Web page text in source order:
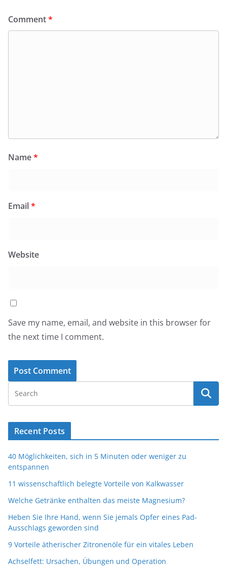
Comment*
Name*
Email*
Website
Save my name, email, and website in this browser for
the next time I comment.
Recent Posts
40 Möglichkeiten, sich in 5 Minuten oder weniger zu
entspannen
11 wissenschaftlich belegte Vorteile von Kalkwasser
Welche Getränke enthalten das meiste Magnesium?
Heben Sie Ihre Hand, wenn Sie jemals Opfer eines Pad-
Ausschlags geworden sind
9 Vorteile ätherischer Zitronenöle für ein vitales Leben
Achselfett: Ursachen, Übungen und Operation